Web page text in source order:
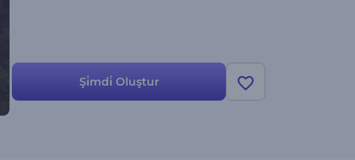
Şi̇mdi̇ Oluştur